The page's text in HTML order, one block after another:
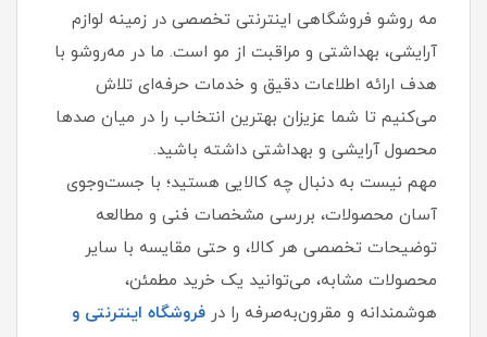
مه‌ روشو فروشگاهی اینترنتی تخصصی در زمینه لوازم
آرایشی، بهداشتی و مراقبت از مو است. ما در مه‌روشو با
هدف ارائه اطلاعات دقیق و خدمات حرفه‌ای تلاش
می‌کنیم تا شما عزیزان بهترین انتخاب را در میان صدها
محصول آرایشی و بهداشتی داشته باشید.
مهم نیست به دنبال چه کالایی هستید؛ با جست‌وجوی
آسان محصولات، بررسی مشخصات فنی و مطالعه
توضیحات تخصصی هر کالا، و حتی مقایسه با سایر
محصولات مشابه، می‌توانید یک خرید مطمئن،
هوشمندانه و مقرون‌به‌صرفه را در فروشگاه اینترنتی و